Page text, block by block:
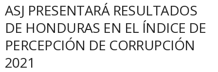
ASJ PRESENTARÁ RESULTADOS
DE HONDURAS EN EL ÍNDICE DE
PERCEPCIÓN DE CORRUPCIÓN
2021